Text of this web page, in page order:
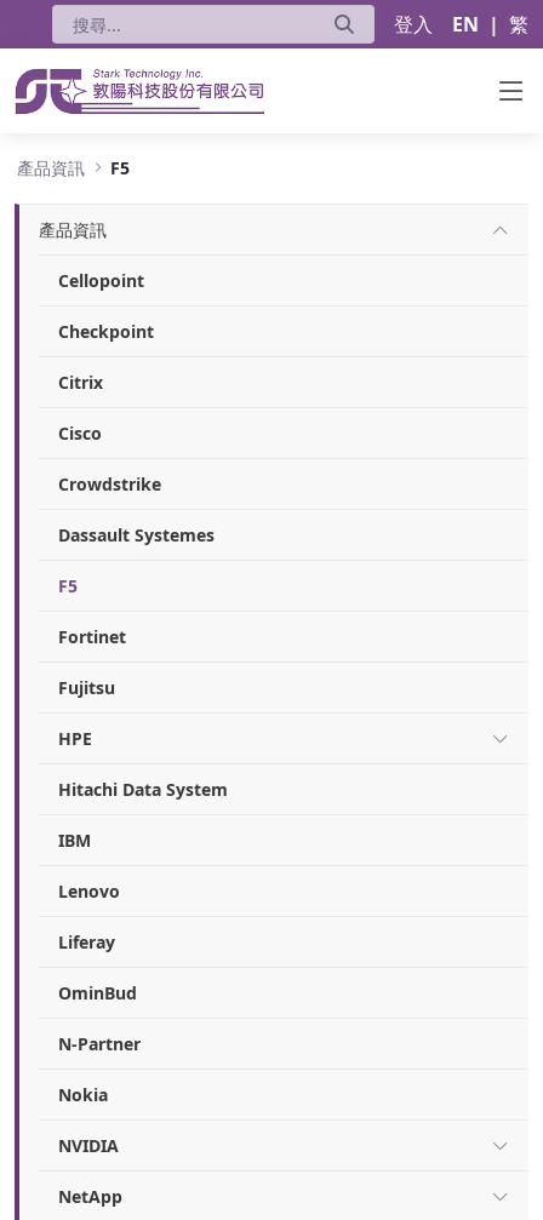
登入 EN | 繁
產品資訊 F5
產品資訊
Cellopoint
Checkpoint
Citrix
Cisco
Crowdstrike
Dassault Systemes
F5
Fortinet
Fujitsu
HPE
Hitachi Data System
IBM
Lenovo
Liferay
OminBud
N-Partner
Nokia
NVIDIA
NetApp